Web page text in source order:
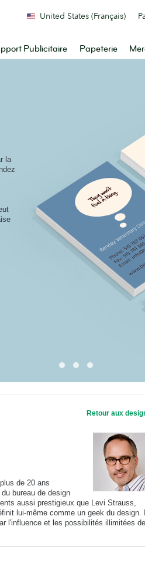
Publicitaire Papeterie
United States (Français)
la
Retour aux
de 20 ans
bureau de design
aussi prestigieux que Levi Strauss,
lui-même comme un geek du design. Il
l'influence et les possibilités illimitées